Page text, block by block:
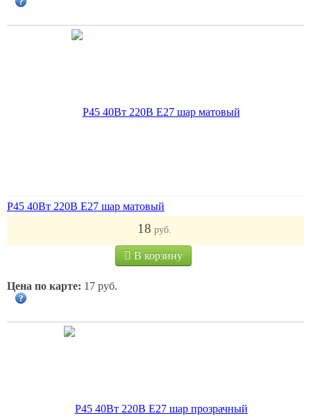
Р45 40Вт 220В Е27 шар матовый
18 руб.
В корзину
Цена по карте: 17 руб.